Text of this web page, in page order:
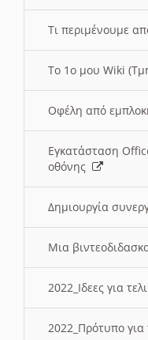
Τι περιμένουμε
Το 1ο μου Wiki
Οφέλη από
Εγκατάσταση
οθόνης
Δημιουργία
Μια
2022_Ιδεες για
2022_Πρότυπο